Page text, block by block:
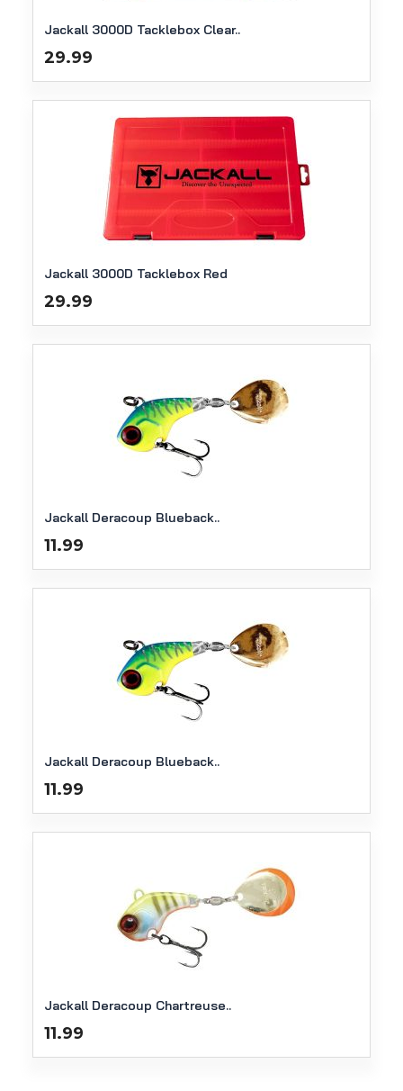
Jackall 3000D Tacklebox Clear..
29.99
Jackall 3000D Tacklebox Red
29.99
Jackall Deracoup Blueback..
11.99
Jackall Deracoup Blueback..
11.99
Jackall Deracoup Chartreuse..
11.99